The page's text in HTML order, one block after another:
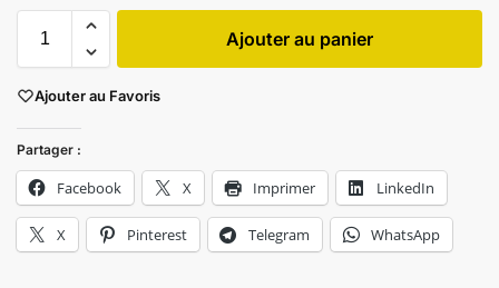
Ajouter au panier
Ajouter au Favoris
Partager :
Facebook X Imprimer LinkedIn
X Pinterest Telegram WhatsApp